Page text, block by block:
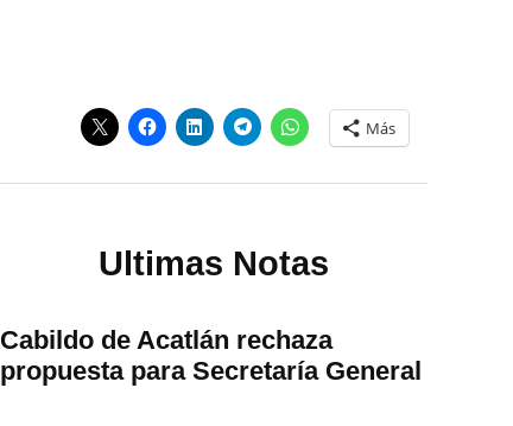
Más
Ultimas Notas
Cabildo de Acatlán rechaza
propuesta para Secretaría General